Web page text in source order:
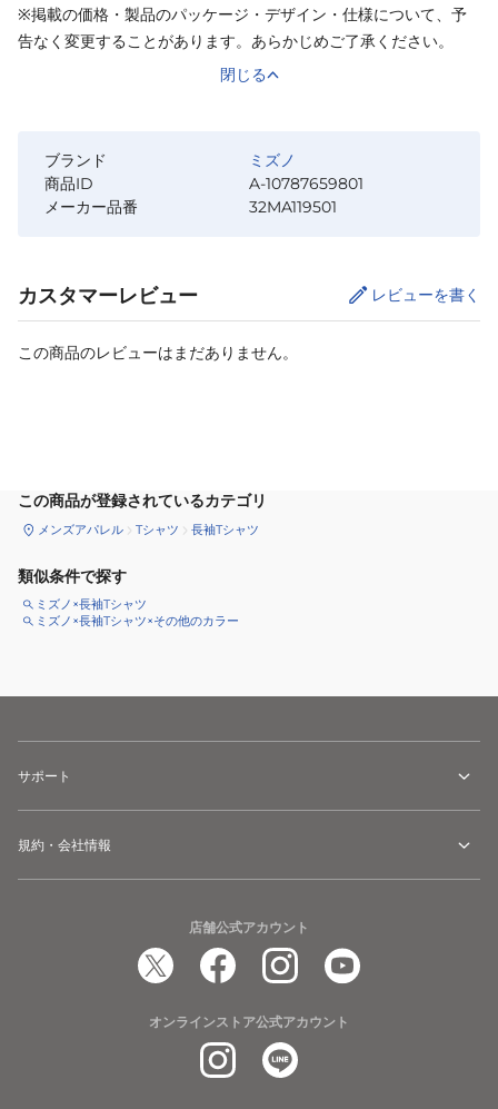
※掲載の価格・製品のパッケージ・デザイン・仕様について、予
告なく変更することがあります。あらかじめご了承ください。
閉じる
ブランド
ミズノ
商品ID
A-10787659801
メーカー品番
32MA119501
カスタマーレビュー レビューを書く
この商品のレビューはまだありません。
この商品が登録されているカテゴリ
メンズアパレル Tシャツ 長袖Tシャツ
類似条件で探す
ミズノ×長袖Tシャツ
ミズノ×長袖Tシャツ×その他のカラー
サポート
規約・会社情報
店舗公式アカウント
オンラインストア公式アカウント